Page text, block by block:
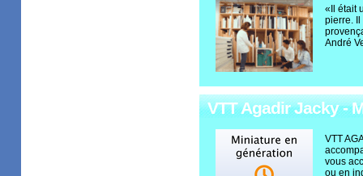
«Il était
pierre. Il
André
VTT Agadir Jacky -
VTT
vous
ou en